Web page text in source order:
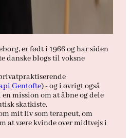
er født i 1966 og har siden
danske blogs til voksne
Gentofte) - og i øvrigt også
mission om at åbne og dele
skatkiste.
mit liv som terapeut, om
at være kvinde over midtvejs i